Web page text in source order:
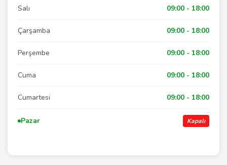
Salı 09:00 - 18:00
Çarşamba 09:00 - 18:00
Perşembe 09:00 - 18:00
Cuma 09:00 - 18:00
Cumartesi 09:00 - 18:00
Pazar Kapalı